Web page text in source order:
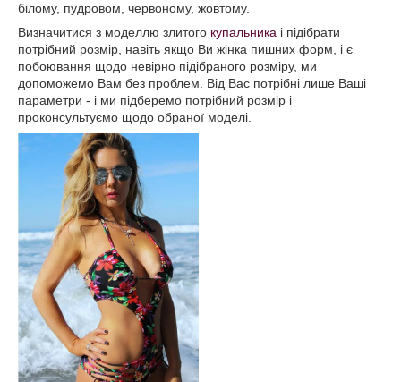
білому, пудровом, червоному, жовтому.
Визначитися з моделлю злитого купальника і підібрати
потрібний розмір, навіть якщо Ви жінка пишних форм, і є
побоювання щодо невірно підібраного розміру, ми
допоможемо Вам без проблем. Від Вас потрібні лише Ваші
параметри - і ми підберемо потрібний розмір і
проконсультуємо щодо обраної моделі.